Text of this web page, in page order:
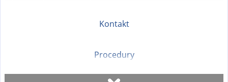
Kontakt
Procedury